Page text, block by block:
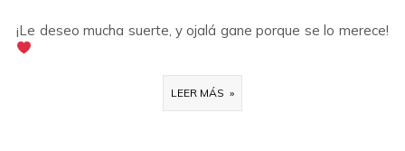
¡Le deseo mucha suerte, y ojalá gane porque se lo merece!
LEER MÁS »